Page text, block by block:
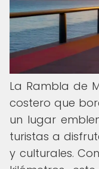
La Rambla de
costero que
un lugar
turistas a
y culturales.